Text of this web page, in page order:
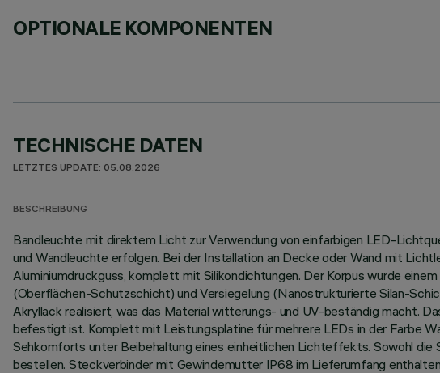
OPTIONALE KOMPONENTEN
TECHNISCHE DATEN
LETZTES UPDATE: 05.08.2026
BESCHREIBUNG
Bandleuchte mit direktem Licht zur Verwendung von einfarbigen LED-
und Wandleuchte erfolgen. Bei der Installation an Decke oder Wand mit
Aluminiumdruckguss, komplett mit Silikondichtungen. Der Korpus wurde
(Oberflächen-Schutzschicht) und Versiegelung (Nanostrukturierte Silan-
Akryllack realisiert, was das Material witterungs- und UV-beständig macht.
befestigt ist. Komplett mit Leistungsplatine für mehrere LEDs in der Farbe
Sehkomforts unter Beibehaltung eines einheitlichen Lichteffekts. Sowohl
bestellen. Steckverbinder mit Gewindemutter IP68 im Lieferumfang